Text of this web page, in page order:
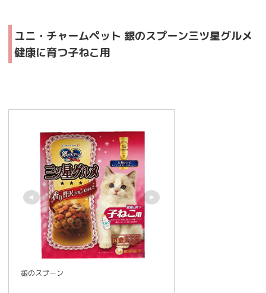
ユニ・チャームペット 銀のスプーン三ツ星グルメ
健康に育つ子ねこ用
銀のスプーン